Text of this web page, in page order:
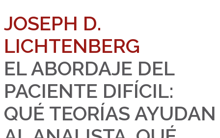
JOSEPH D.
LICHTENBERG
EL ABORDAJE DEL
PACIENTE DIFÍCIL:
QUÉ TEORÍAS AYUDAN